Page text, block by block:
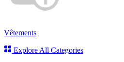
Vêtements
Explore All Categories